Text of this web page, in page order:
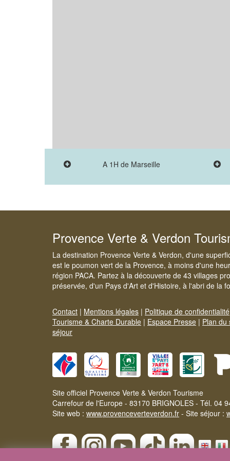
A 1H de Marseille
Provence Verte & Verdon
La destination Provence Verte & Verdon, d'une
est le poumon vert de la Provence, à moins d'une
région PACA. Partez à la découverte de 43 villages
préservée, d'un Pays d'Art et d'Histoire, à l'abri de la
Contact | Mentions légales | Politique de confidentialité
Tourisme & Charte Durable | Espace Presse | Plan du
séjour
Site officiel Provence Verte & Verdon Tourisme
Carrefour de l'Europe - 83170 BRIGNOLES - Tél. 04
Site web : www.provenceverteverdon.fr - Site séjour :